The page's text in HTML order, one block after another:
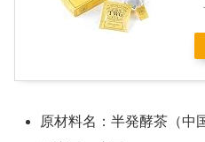
原材料名：半発酵茶（中